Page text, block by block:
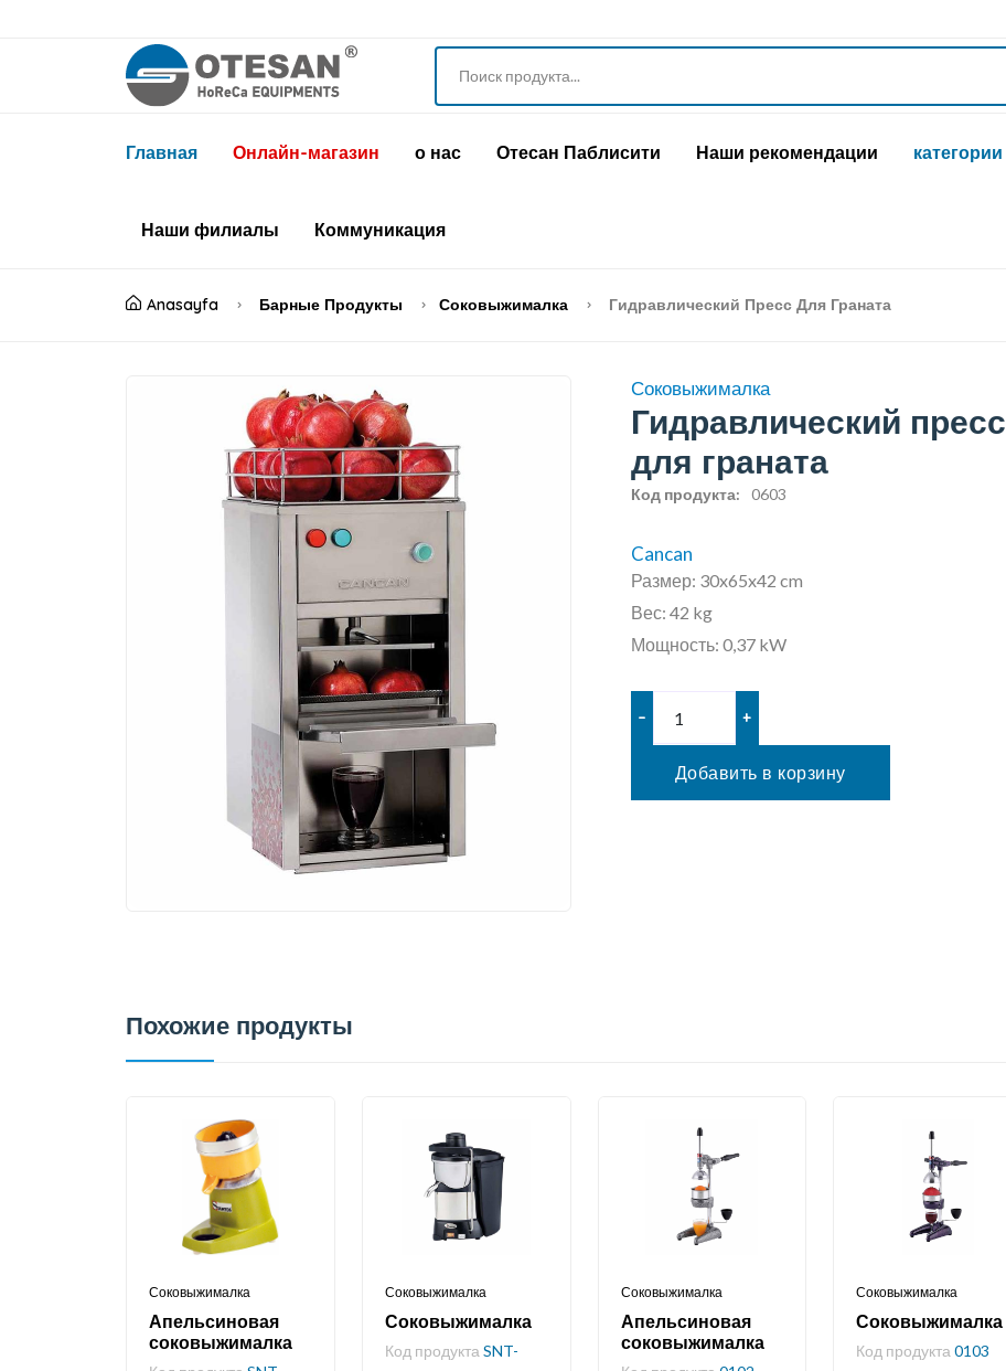
Главная Онлайн-магазин о нас Отесан Паблисити Наши рекомендации категории
Наши филиалы Коммуникация
Anasayfa Барные Продукты Соковыжималка Гидравлический Пресс Для Граната
Соковыжималка
Гидравлический пресс
для граната
Код продукта: 0603
Cancan
Размер: 30x65x42 cm
Вес: 42 kg
Мощность: 0,37 kW
– +
Добавить в корзину
Похожие продукты
Соковыжималка
Апельсиновая
соковыжималка
Соковыжималка
Соковыжималка
Код продукта SNT-
Соковыжималка
Апельсиновая
соковыжималка
Соковыжималка
Соковыжималка
Код продукта0103